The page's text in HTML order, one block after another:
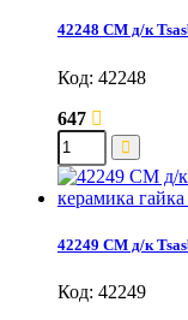
42248 СМ д/к
Код: 42248
647
42249 СМ д/к
Код: 42249